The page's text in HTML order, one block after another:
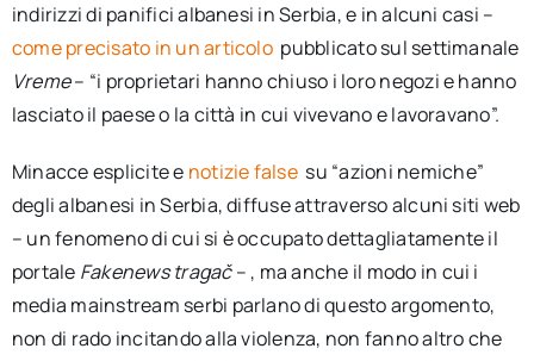
indirizzi di panifici albanesi in Serbia, e in alcuni casi –
come precisato in un articolo pubblicato sul settimanale
Vreme– “i proprietari hanno chiuso i loro negozi e hanno
lasciato il paese o la città in cui vivevano e lavoravano”.
Minacce esplicite e notizie false su “azioni nemiche”
degli albanesi in Serbia, diffuse attraverso alcuni siti web
– un fenomeno di cui si è occupato dettagliatamente il
portale Fakenews tragač– , ma anche il modo in cui i
media mainstream serbi parlano di questo argomento,
non di rado incitando alla violenza, non fanno altro che